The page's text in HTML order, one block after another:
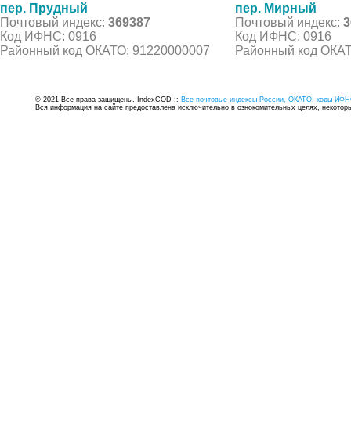
пер. Прудный
Почтовый индекс: 369387
Код ИФНС: 0916
Районный код ОКАТО: 91220000007
пер. Мирный
Почтовый индекс:
Код ИФНС: 0916
Районный код
© 2021 Все права защищены. IndexCOD :: Все почтовые индексы России, ОКАТО, коды
Вся информация на сайте предоставлена исключительно в ознокомительных целях,